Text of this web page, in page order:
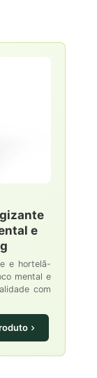
e
e hortelã-
mental e
com